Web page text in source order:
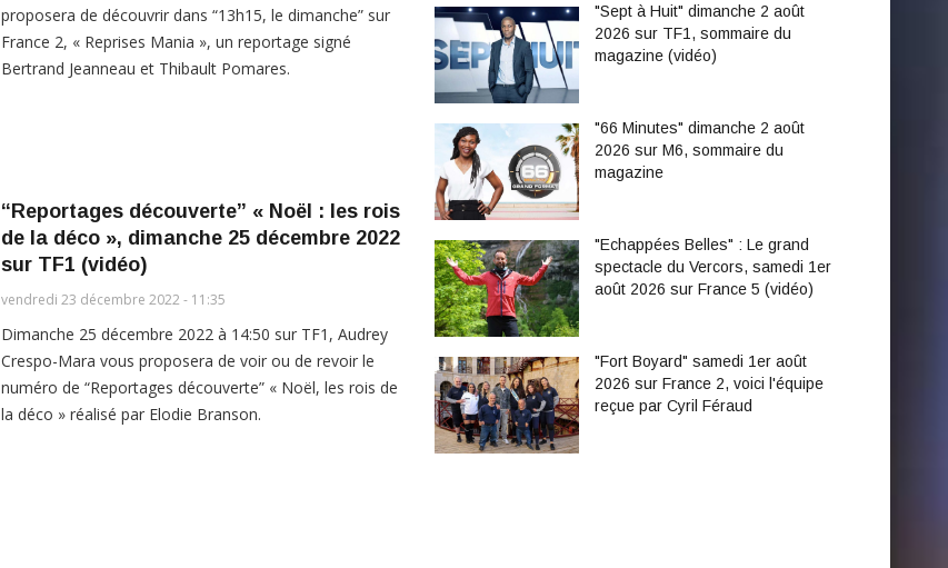
proposera de découvrir dans “13h15, le dimanche” sur
France 2, « Reprises Mania », un reportage signé
Bertrand Jeanneau et Thibault Pomares.
“Reportages découverte” « Noël : les rois
de la déco », dimanche 25 décembre 2022
sur TF1 (vidéo)
vendredi 23 décembre 2022 - 11:35
Dimanche 25 décembre 2022 à 14:50 sur TF1, Audrey
Crespo-Mara vous proposera de voir ou de revoir le
numéro de “Reportages découverte” « Noël, les rois de
la déco » réalisé par Elodie Branson.
"Sept à Huit" dimanche 2 août
2026 sur TF1, sommaire du
magazine (vidéo)
"66 Minutes" dimanche 2 août
2026 sur M6, sommaire du
magazine
"Echappées Belles" : Le grand
spectacle du Vercors, samedi 1er
août 2026 sur France 5 (vidéo)
"Fort Boyard" samedi 1er août
2026 sur France 2, voici l'équipe
reçue par Cyril Féraud